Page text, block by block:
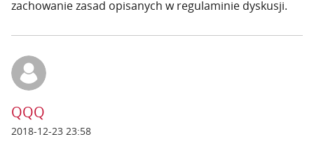
zachowanie zasad opisanych w regulaminie dyskusji.
QQQ
2018-12-23 23:58